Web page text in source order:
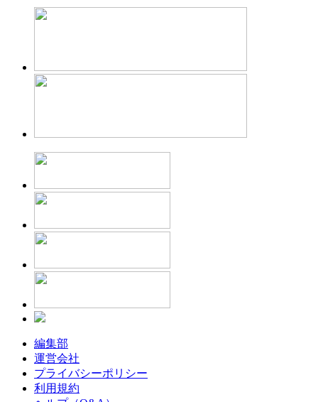
編集部
運営会社
プライバシーポリシー
利用規約